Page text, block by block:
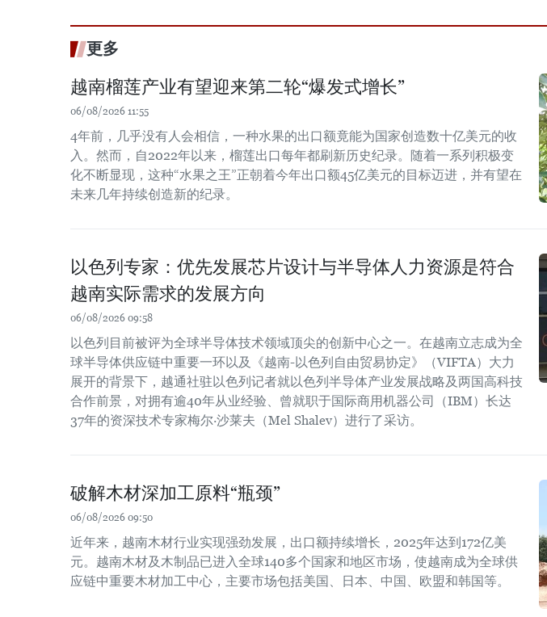
更多
越南榴莲产业有望迎来第二轮“爆发式增长”
06/08/2026 11:55
4年前，几乎没有人会相信，一种水果的出口额竟能为国家创造数十亿美元的收
入。然而，自2022年以来，榴莲出口每年都刷新历史纪录。随着一系列积极变
化不断显现，这种“水果之王”正朝着今年出口额45亿美元的目标迈进，并有望在
未来几年持续创造新的纪录。
以色列专家：优先发展芯片设计与半导体人力资源是符合
越南实际需求的发展方向
06/08/2026 09:58
以色列目前被评为全球半导体技术领域顶尖的创新中心之一。在越南立志成为全
球半导体供应链中重要一环以及《越南-以色列自由贸易协定》（VIFTA）大力
展开的背景下，越通社驻以色列记者就以色列半导体产业发展战略及两国高科技
合作前景，对拥有逾40年从业经验、曾就职于国际商用机器公司（IBM）长达
37年的资深技术专家梅尔·沙莱夫（Mel Shalev）进行了采访。
破解木材深加工原料“瓶颈”
06/08/2026 09:50
近年来，越南木材行业实现强劲发展，出口额持续增长，2025年达到172亿美
元。越南木材及木制品已进入全球140多个国家和地区市场，使越南成为全球供
应链中重要木材加工中心，主要市场包括美国、日本、中国、欧盟和韩国等。